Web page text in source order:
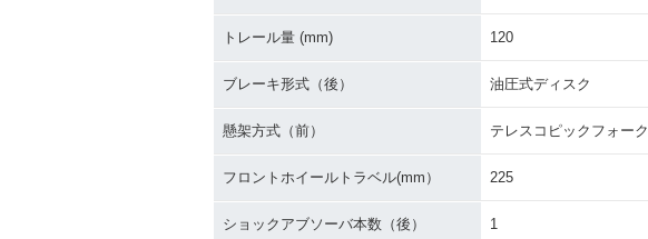
トレール量 (mm) 120
ブレーキ形式（後） 油圧式ディスク
懸架方式（前） テレスコピックフォーク
フロントホイールトラベル(mm） 225
ショックアブソーバ本数（後） 1